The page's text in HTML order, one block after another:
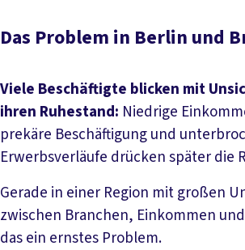
Das Problem in Berlin und
Viele Beschäftigte blicken mit
ihren Ruhestand: Niedrige
prekäre Beschäftigung und
Erwerbsverläufe drücken später die
Gerade in einer Region mit großen
zwischen Branchen, Einkommen
das ein ernstes Problem.